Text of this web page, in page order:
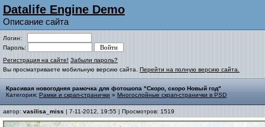
Datalife Engine Demo
Описание сайта
Логин:
Пароль:
Регистрация на сайте! Забыли пароль?
Вы просматриваете мобильную версию сайта. Перейти на полную версию сайта.
Красивая новогодняя рамочка для фотошопа "Скоро, скоро Новый год"
Категория: Рамки и скрап-странички » Многослойные скрап-странички в PSD
автор: vasilisa_miss | 7-11-2012, 19:55 | Просмотров: 1519